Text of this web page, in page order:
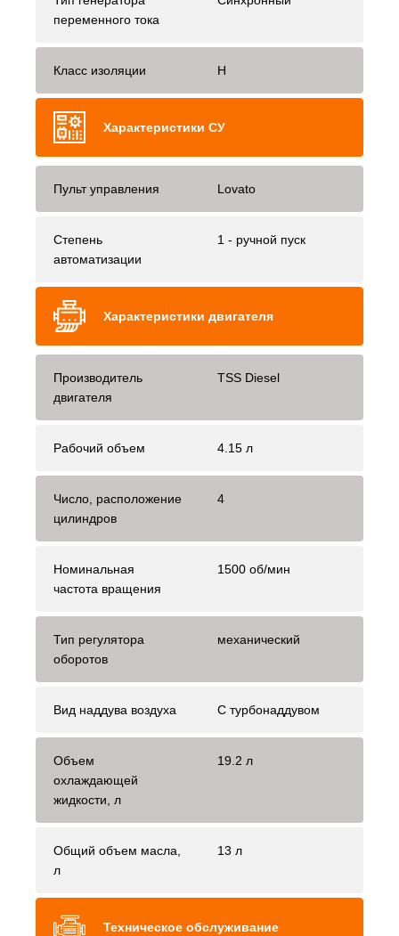
переменного тока
Класс изоляции H
Характеристики СУ
Пульт управления Lovato
Степень
автоматизации
1 - ручной пуск
Характеристики двигателя
Производитель
двигателя
TSS Diesel
Рабочий объем 4.15 л
Число, расположение
цилиндров
4
Номинальная
частота вращения
1500 об/мин
Тип регулятора
оборотов
механический
Вид наддува воздуха С турбонаддувом
Объем
охлаждающей
жидкости, л
19.2 л
Общий объем масла,
л
13 л
Техническое обслуживание